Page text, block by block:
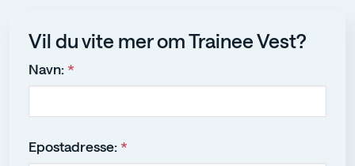
Vil du vite mer om Trainee Vest?
Navn: *
Epostadresse: *